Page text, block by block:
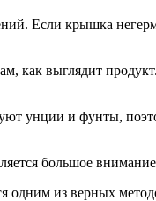
Если крышка
как выглядит
унции и фунты,
большое
одним из верных